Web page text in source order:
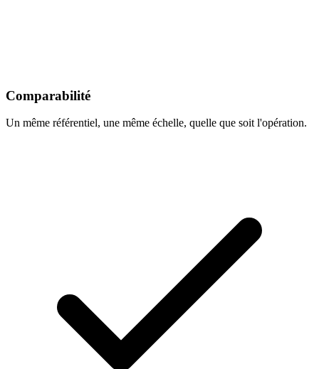
Comparabilité
Un même référentiel, une même échelle, quelle que soit l'opération.